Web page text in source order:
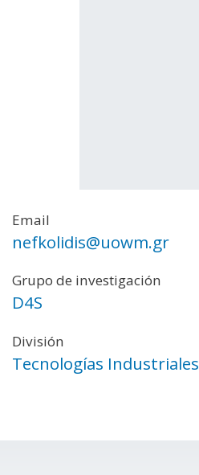
Email
nefkolidis@uowm.gr
Grupo de investigación
D4S
División
Tecnologías Industriales